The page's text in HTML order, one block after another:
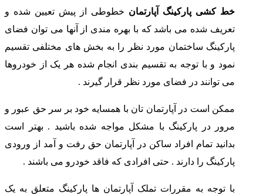
خط کشی پارکینگ آپارتمان خطوطی از پیش تعیین شده و
تعریف شده می باشد که با بهره مندی از آنها می توان فضای
پارکینگ ساختمان مورد نظر را به بخش های مختلفی تقسیم
نمود و با توجه به تقسیم بندی انجام شده هر یک از خودروها
می توانند در فضای مورد نظر قرار گیرند .
ممکن است در آپارتمان تان با همسایه خود بر سر حق عبور و
مرور در پارکینگ با مشکل مواجه شده باشید . بهتر است
بدانید تمام افراد ساکن در آپارتمان حق رفت و آمد از ورودی
پارکینگ را دارند . حتی افرادی که فاقد خودرو می باشند .
با توجه به مقررات تملک آپارتمان ها پارکینگ متعلق به یک